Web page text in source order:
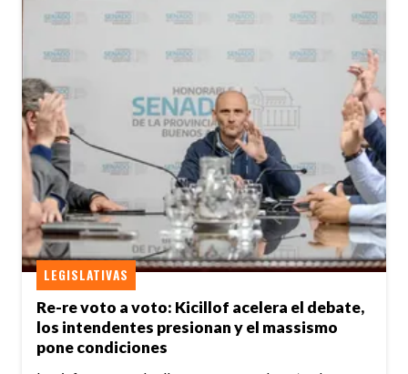
Re-re voto a voto: Kicillof acelera el debate,
los intendentes presionan y el massismo
pone condiciones
LEGISLATIVAS